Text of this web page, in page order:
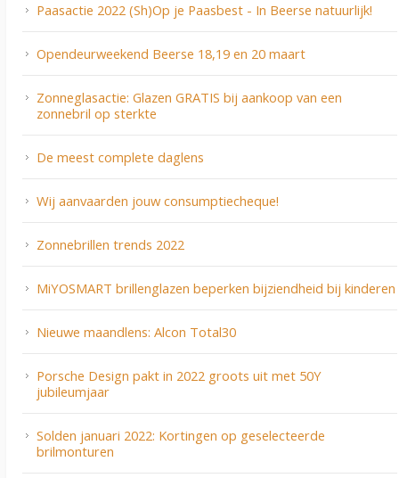
Paasactie 2022 (Sh)Op je Paasbest - In Beerse natuurlijk!
Opendeurweekend Beerse 18,19 en 20 maart
Zonneglasactie: Glazen GRATIS bij aankoop van een
zonnebril op sterkte
De meest complete daglens
Wij aanvaarden jouw consumptiecheque!
Zonnebrillen trends 2022
MiYOSMART brillenglazen beperken bijziendheid bij kinderen
Nieuwe maandlens: Alcon Total30
Porsche Design pakt in 2022 groots uit met 50Y
jubileumjaar
Solden januari 2022: Kortingen op geselecteerde
brilmonturen